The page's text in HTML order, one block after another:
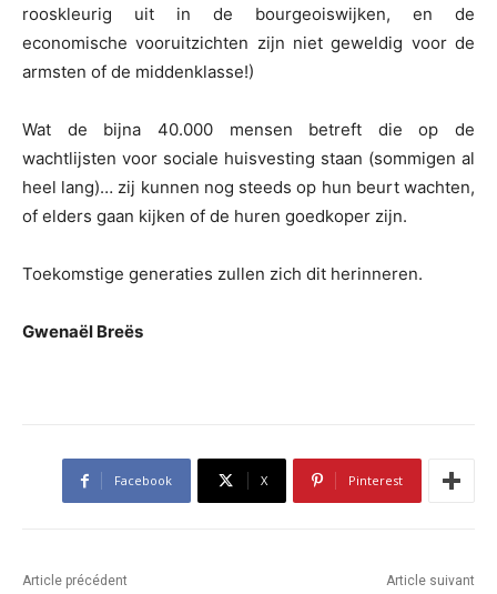
rooskleurig uit in de bourgeoiswijken, en de
economische vooruitzichten zijn niet geweldig voor de
armsten of de middenklasse!)
Wat de bijna 40.000 mensen betreft die op de
wachtlijsten voor sociale huisvesting staan (sommigen al
heel lang)… zij kunnen nog steeds op hun beurt wachten,
of elders gaan kijken of de huren goedkoper zijn.
Toekomstige generaties zullen zich dit herinneren.
Gwenaël Breës
Facebook X Pinterest
Article précédent Article suivant